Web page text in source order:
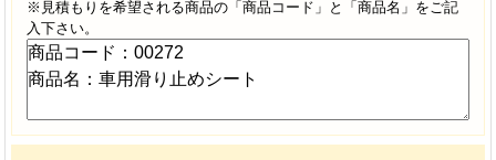
※見積もりを希望される商品の「商品コード」と「商品名」をご記
入下さい。